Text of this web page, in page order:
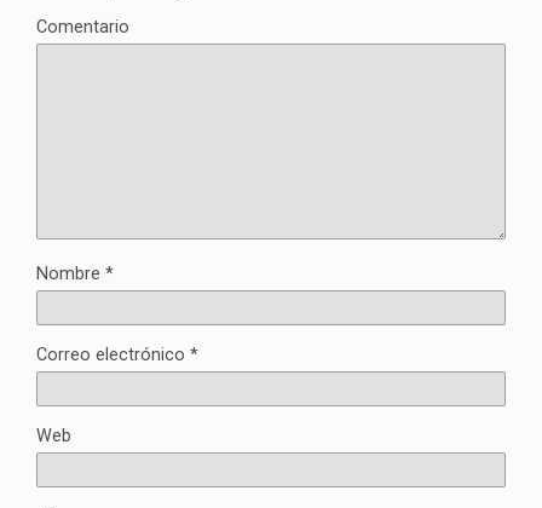
Comentario
Nombre *
Correo electrónico *
Web